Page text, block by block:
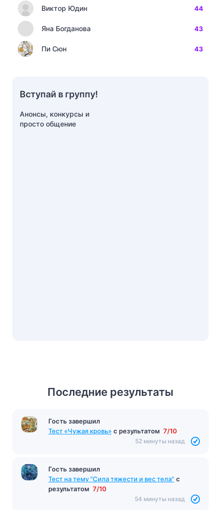
Последние результаты
Гость завершил
Тест по произведению «Одиссея» Гомер
Гость завершил
Тест «Чужая кровь» с результатом 7/10
52 минуты назад
Гость завершил
Тест на тему "Сила тяжести и вес тела" с
результатом 7/10
54 минуты назад
Виктор Юдин 44
Яна Богданова 43
Пи Сюн 43
Вступай в группу!
Анонсы, конкурсы и
просто общение